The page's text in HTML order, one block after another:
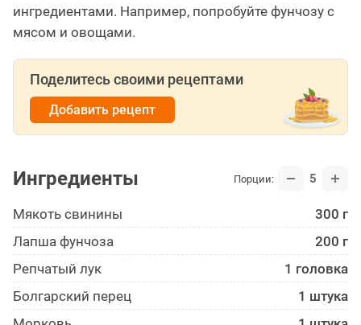
ингредиентами. Например, попробуйте фунчозу с
мясом и овощами.
Поделитесь своими рецептами
Добавить рецепт
Ингредиенты Порции: 5
Мякоть свинины
300 г
Лапша фунчоза
200 г
Репчатый лук
1 головка
Болгарский перец
1 штука